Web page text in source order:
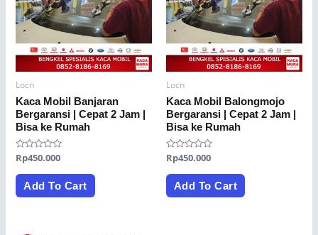
Locn
Kaca Mobil Banjaran
Bergaransi | Cepat 2 Jam |
Bisa ke Rumah
Rated
out
Rp450.000
Add To Cart
Locn
Kaca Mobil Balongmojo
Bergaransi | Cepat 2 Jam |
Bisa ke Rumah
Rated
out
Rp450.000
Add To Cart